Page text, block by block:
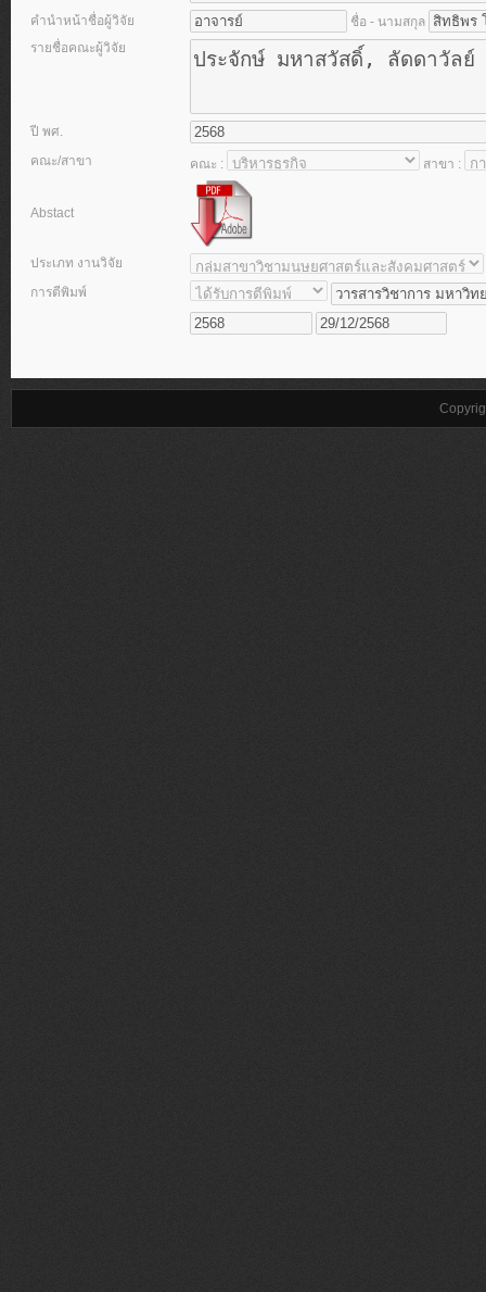
คำนำหน้าชื่อผู้วิจัย
ชื่อ - นามสกุล
รายชื่อคณะผู้วิจัย
ปี พศ.
คณะ/สาขา
คณะ : สาขา :
Abstact
ประเภท งานวิจัย
การตีพิมพ์